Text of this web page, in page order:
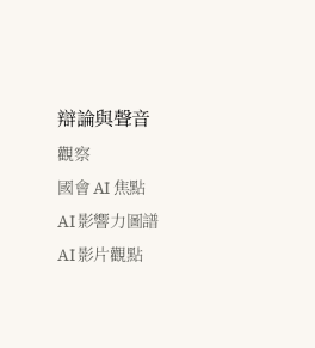
辯論與聲音
觀察
國會 AI 焦點
AI 影響力圖譜
AI 影片觀點